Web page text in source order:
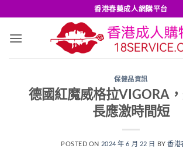
to
content
香港春藥成人網購平台
保健品資訊
德國紅魔威格拉VIGORA
長應激時間短
POSTED ON 2024 年 6 月 22 日 BY香港